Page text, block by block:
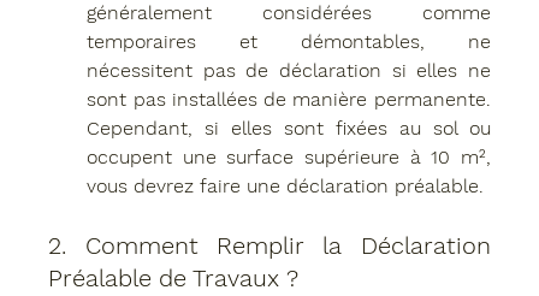
généralement considérées comme
temporaires et démontables, ne
nécessitent pas de déclaration si elles ne
sont pas installées de manière permanente.
Cependant, si elles sont fixées au sol ou
occupent une surface supérieure à 10 m²,
vous devrez faire une déclaration préalable.
2. Comment Remplir la Déclaration
Préalable de Travaux ?